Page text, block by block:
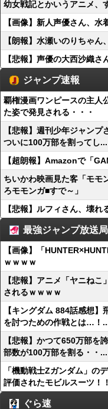
幼女戦記とかいうアニメ、
【画像】新人声優さん、水
【朗報】水瀬いのりちゃ
【悲報】声優の大西沙織
ジャンプ速報
覇権漫画ワンピースの主人
た姿で発見される・・・
【悲報】週刊少年ジャン
ついに100万部を割ってし...
【超朗報】Amazonで「
ちいかわ映画見た客「モモ
ろモモンガ■すで～」
【悲報】ルフィさん、壊れ
最強ジャンプ放送局
【画像】「
ｗｗｗｗ
【悲報】アニメ「ヤニね
されるｗｗｗｗ
【キングダム 884話感想
を討つための作戦とは…！
【悲報】かつて650万部を
部数が100万部を割る・・...
「機動戦士Ζガンダム」の
評価されたモビルスーツ！！
ぐら速